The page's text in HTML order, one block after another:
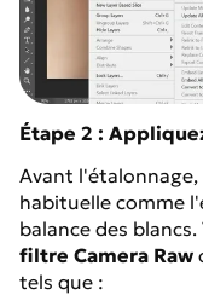
Étape 2 :
Avant
habituelle comme
balance des
filtre Camera Raw
tels que :